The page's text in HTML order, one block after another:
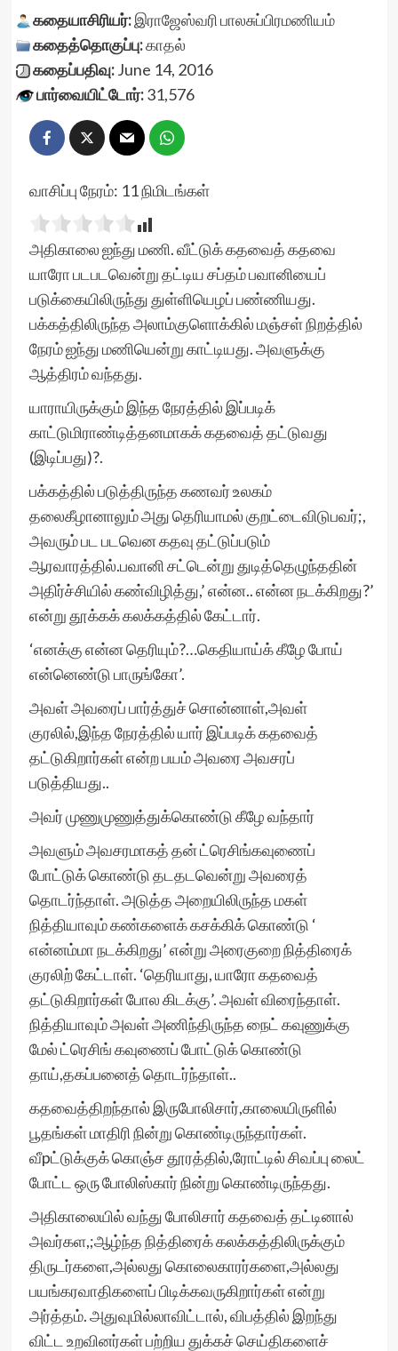
கதையாசிரியர்: இராஜேஸ்வரி பாலசுப்பிரமணியம்
கதைத்தொகுப்பு:காதல்
கதைப்பதிவு:June 14, 2016
பார்வையிட்டோர்:31,576
வாசிப்பு நேரம்: 11நிமிடங்கள்
அதிகாலை ஐந்து மணி. வீட்டுக் கதவைத் கதவை
யாரோ படபடவென்று தட்டிய சப்தம் பவானியைப்
படுக்கையிலிருந்து துள்ளியெழப் பண்ணியது.
பக்கத்திலிருந்த அலாம்குளொக்கில் மஞ்சள் நிறத்தில்
நேரம் ஐந்து மணியென்று காட்டியது. அவளுக்கு
ஆத்திரம் வந்தது.
யாராயிருக்கும் இந்த நேரத்தில் இப்படிக்
காட்டுமிராண்டித்தனமாகக் கதவைத் தட்டுவது
(இடிப்பது)?.
பக்கத்தில் படுத்திருந்த கணவர் உலகம்
தலைகீழானாலும் அது தெரியாமல் குறட்டைவிடுபவர்;,
அவரும் பட படவென கதவு தட்டுப்படும்
ஆரவாரத்தில்.பவானி சட்டென்று துடித்தெழுந்ததின்
அதிர்ச்சியில் கண்விழித்து,’ என்ன.. என்ன நடக்கிறது?’
என்று தூக்கக் கலக்கத்தில் கேட்டார்.
‘எனக்கு என்ன தெரியும்?…கெதியாய்க் கீழே போய்
என்னெண்டு பாருங்கோ’.
அவள் அவரைப் பார்த்துச் சொன்னாள்,அவள்
குரலில்,இந்த நேரத்தில் யார் இப்படிக் கதவைத்
தட்டுகிறார்கள் என்ற பயம் அவரை அவசரப்
படுத்தியது..
அவர் முணுமுணுத்துக்கொண்டு கீழே வந்தார்
அவளும் அவசரமாகத் தன் ட்ரெசிங்கவுணைப்
போட்டுக் கொண்டு தடதடவென்று அவரைத்
தொடர்ந்தாள். அடுத்த அறையிலிருந்த மகள்
நித்தியாவும் கண்களைக் கசக்கிக் கொண்டு ‘
என்னம்மா நடக்கிறது’ என்று அரைகுறை நித்திரைக்
குரலிற் கேட்டாள். ‘தெரியாது, யாரோ கதவைத்
தட்டுகிறார்கள் போல கிடக்கு’. அவள் விரைந்தாள்.
நித்தியாவும் அவள் அணிந்திருந்த நைட் கவுணுக்கு
மேல் ட்ரெசிங் கவுணைப் போட்டுக் கொண்டு
தாய்,தகப்பனைத் தொடர்ந்தாள்..
கதவைத்திறந்தால் இருபோலிசார்,காலையிருளில்
பூதங்கள் மாதிரி நின்று கொண்டிருந்தார்கள்.
வீpட்டுக்குக் கொஞ்ச தூரத்தில்,ரோட்டில் சிவப்பு லைட்
போட்ட ஒரு போலிஸ்கார் நின்று கொண்டிருந்தது.
அதிகாலையில் வந்து போலிசார் கதவைத் தட்டினால்
அவர்கள,;ஆழ்ந்த நித்திரைக் கலக்கத்திலிருக்கும்
திருடர்களை,அல்லது கொலைகாரர்களை,அல்லது
பயங்கரவாதிகளைப் பிடிக்கவருகிறார்கள் என்று
அர்த்தம். அதுவுமில்லாவிட்டால், விபத்தில் இறந்து
விட்ட உறவினர்கள் பற்றிய துக்கச் செய்திகளைச்